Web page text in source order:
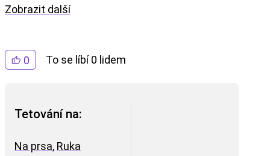
0 To se líbí 0 lidem
Tetování na:
Na prsa, Ruka
Zobrazit další